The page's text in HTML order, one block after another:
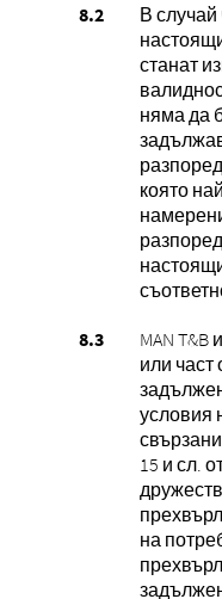
В случай
станат
няма да
която
MAN
или част
условия
15 и сл.
на